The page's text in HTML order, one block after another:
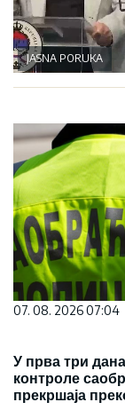
JASNA PORUKA
07. 08. 2026 07:04
У прва три
контроле
прекршаја